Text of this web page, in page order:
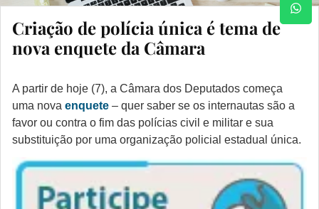
Criação de polícia única é tema de
nova enquete da Câmara
A partir de hoje (7), a Câmara dos Deputados começa
uma nova enquete – quer saber se os internautas são a
favor ou contra o fim das polícias civil e militar e sua
substituição por uma organização policial estadual única.